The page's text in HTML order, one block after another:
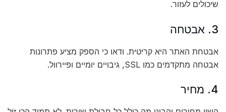
שיכולים לעזור.
3. אבטחה
אבטחת האתר היא קריטית. ודאו כי הספק מציע פתרונות
אבטחה מתקדמים כמו SSL, גיבויים יומיים ופיירוול.
4. מחיר